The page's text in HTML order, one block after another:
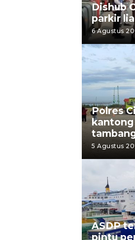
Dishub
parkir
6 Agustus
Polres
5 Agustus
ASDP
pintu